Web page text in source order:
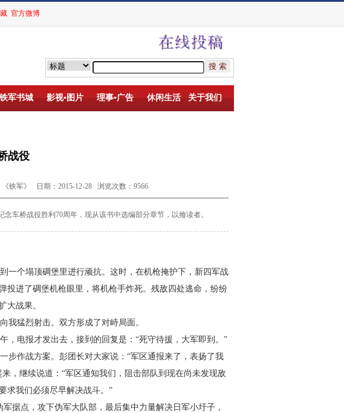
官方微博
铁军书城 影视▪图片 理事▪广告 休闲生活 关于我们
战役
铁军》 日期：2015-12-28 浏览次数：9566
念车桥战役胜利 70周年，现从该书中选编部分章节，以飨读者。
一个塌顶碉堡里进行顽抗。这时，在机枪掩护下，新四军战
投进了碉堡机枪眼里，将机枪手炸死。残敌四处逃命，纷纷
大战果。
我猛烈射击。双方形成了对峙局面。
，电报才发出去，接到的回复是：“死守待援，大军即到。”
步作战方案。彭团长对大家说：“军区通报来了，表扬了我
，继续说道：“军区通知我们，阻击部队到现在尚未发现敌
求我们必须尽早解决战斗。”
据点，攻下伪军大队部，最后集中力量解决日军小圩子，